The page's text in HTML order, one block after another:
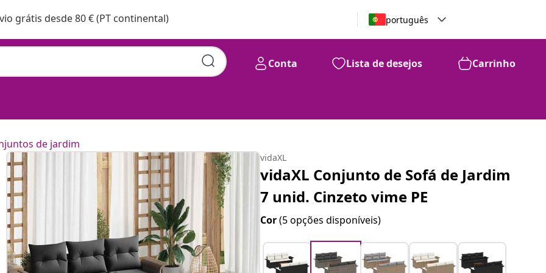
grátis desde 80 € (PT continental) português
Conta Lista de desejos Carrinho
de jardim
vidaXL
vidaXL Conjunto de Sofá de Jardim
7 unid. Cinzeto vime PE
Cor(5 opções disponíveis)